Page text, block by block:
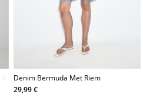
Denim Bermuda Met Riem
29,99 €